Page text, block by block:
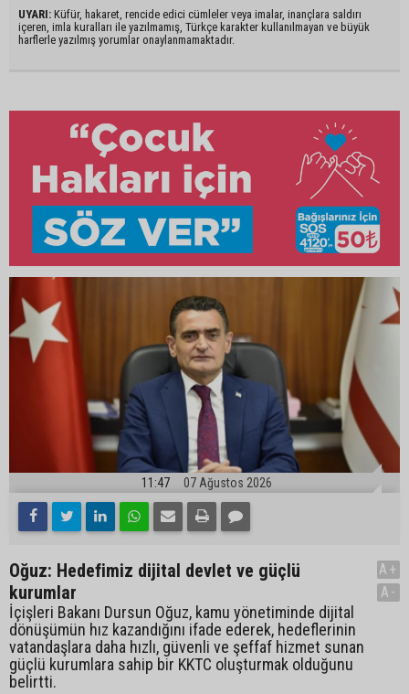
UYARI: Küfür, hakaret, rencide edici cümleler veya imalar, inançlara saldırı
içeren, imla kuralları ile yazılmamış, Türkçe karakter kullanılmayan ve büyük
harflerle yazılmış yorumlar onaylanmamaktadır.
11:47 07 Ağustos 2026
Oğuz: Hedefimiz dijital devlet ve güçlü
kurumlar
İçişleri Bakanı Dursun Oğuz, kamu yönetiminde dijital
dönüşümün hız kazandığını ifade ederek, hedeflerinin
vatandaşlara daha hızlı, güvenli ve şeffaf hizmet sunan
güçlü kurumlara sahip bir KKTC oluşturmak olduğunu
belirtti.
A+
A-